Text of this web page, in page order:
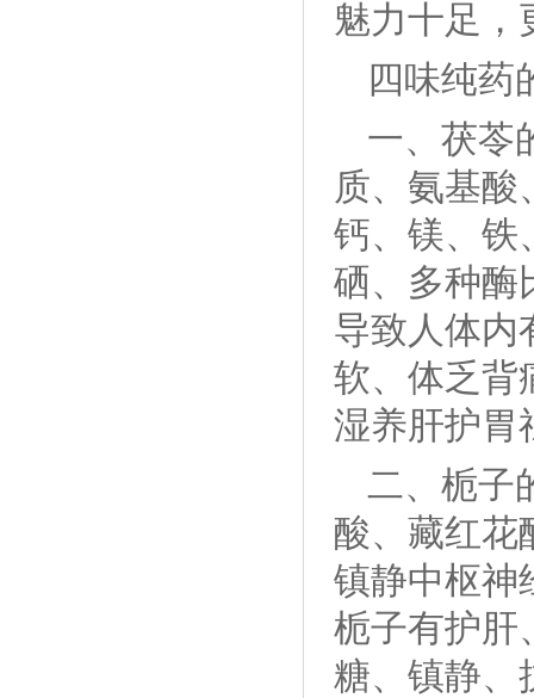
魅力十足，
四味纯药
一、茯苓
质、氨基酸
钙、镁、铁
硒、多种酶
导致人体内
软、体乏背
湿养肝护胃
二、栀子
酸、藏红花
镇静中枢神
栀子有护肝
糖、镇静、